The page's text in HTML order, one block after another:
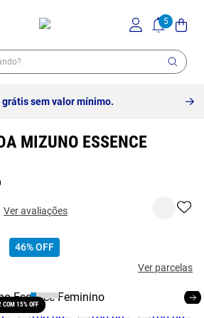
grátis sem valor mínimo.
MIZUNO ESSENCE
Ver avaliações
46%OFF
Ver parcelas
COM 15% OFF